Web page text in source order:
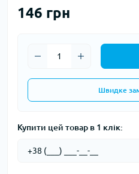
146 грн
Швидке
Купити цей товар в 1 клік: